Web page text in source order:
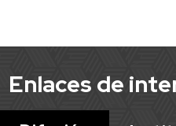
Difusión